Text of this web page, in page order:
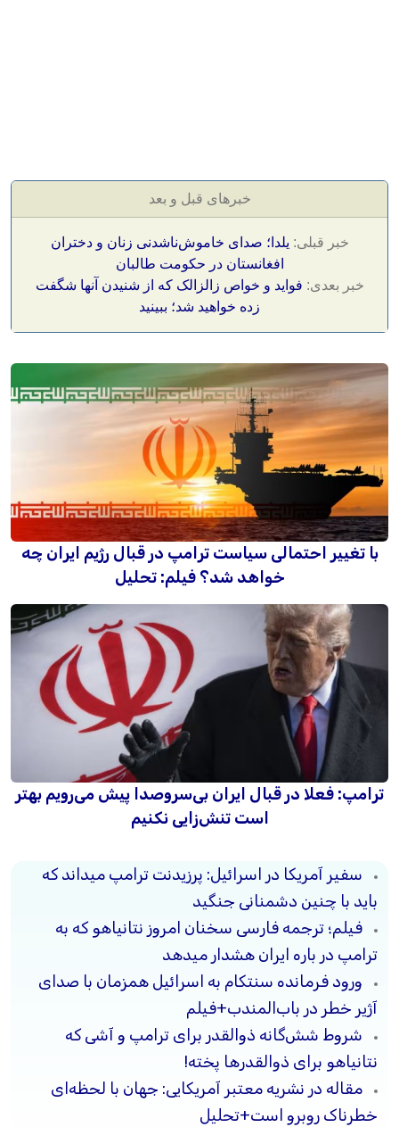
خبرهای قبل و بعد
خبر قبلی: یلدا؛ صدای خاموش‌ناشدنی زنان و دختران
افغانستان در حکومت طالبان
خبر بعدی: فواید و خواص زالزالک که از شنیدن آنها شگفت
زده خواهید شد؛ ببینید
با تغییر احتمالی سیاست ترامپ در قبال رژیم ایران چه
خواهد شد؟ فیلم: تحلیل
ترامپ: فعلا در قبال ایران بی‌سروصدا پیش می‌رویم بهتر
است تنش‌زایی نکنیم
سفیر آمریکا در اسرائیل: پرزیدنت ترامپ میداند که
باید با چنین دشمنانی جنگید
فیلم؛ ترجمه فارسی سخنان امروز نتانیاهو که به
ترامپ در باره ایران هشدار میدهد
ورود فرمانده سنتکام به اسرائیل همزمان با صدای
آژیر خطر در باب‌المندب+فیلم
شروط شش‌گانه ذوالقدر برای ترامپ و آشی که
نتانیاهو برای ذوالقدرها پخته!
مقاله در نشریه معتبر آمریکایی: جهان با لحظه‌ای
خطرناک روبرو است+تحلیل